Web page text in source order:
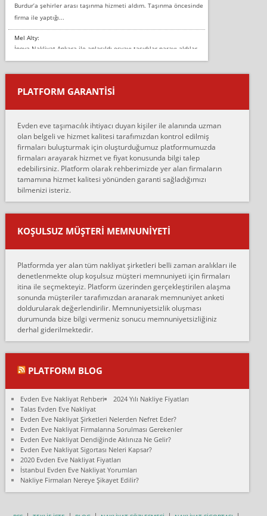
Burdur’a şehirler arası taşınma hizmeti aldım. Taşınma öncesinde
firma ile yaptığı...
Mel Alty:
İnova Nakliyat Ankara ile anlaşıldı eşyayı taşıdılar parayı aldılar.
Salon duvarına bir baktım birisi boydan alüminyum renkli bantı
yapıştırm...
Murat:
çalıştıklarını, müş...
Ahmet:
Lüleburgaz güngünes evden eve naklyat eşyalarımı taşımak için
anlaştık sabah eve geldiklerinde de eşyalarımı düzgün şekilde
sarcaz demelerine r...
mehmet güldü:
Ankara ALİCANLAR NAKLİYAT Tutarsız ve ticari ahlak problemleri
var verdikleri fiyat teklifini arttırdılar. Sonrasında taşıma gününde
oldukça tutarsı...
Ankara Alicanlar naklyat tel 5465524025. 2600 TL'ye ankaradan
Konya ya Alicanlar naklyat la anlaştık bu şahıs evin taşınacağı gün
fiyatın mazoto gele...
Fatih kokmese:
Diyarbakır dan eşyamı getirtmek için anlaştım sözleşme yaptım.
Son anda fiyat artırdılar.. mecburiyetten tasittim.. bu kişiler ağrılı
Ali:
olduk. Asansörlü dediler sonra uraya asansör kurulmaz dediler
fark istediler. ortada asa...
Nimet:
Ben 2021 Ağustos ilk haftası Evimi taşıdım yani İstanbul'un bir
Mahallesi'nden bir başka Mahallesi'ne yani Ümraniye bölgesinde
oturuyorum önceleri ara...
Nimet Köse:
Merhaba ben 2021 Ağustos ilk haftası evimi Ümraniye'den Çok
Hancıoğlu naklyatla taşındım...
PLATFORM GARANTİSİ
Evden eve taşımacılık ihtiyacı duyan kişiler ile alanında uzman
olan belgeli ve hizmet kalitesi tarafımızdan kontrol edilmiş
firmaları buluşturmak için oluşturduğumuz platformumuzda
firmaları arayarak hizmet ve fiyat konusunda bilgi talep
edebilirsiniz. Platform olarak rehberimizde yer alan firmaların
tamamına hizmet kalitesi yönünden garanti sağladığımızı
bilmenizi isteriz.
KOŞULSUZ MÜŞTERI MEMNUNIYETI
Platformda yer alan tüm nakliyat şirketleri belli zaman aralıkları ile
denetlenmekte olup koşulsuz müşteri memnuniyeti için firmaları
itina ile seçmekteyiz. Platform üzerinden gerçekleştirilen alaşma
sonunda müşteriler tarafımızdan aranarak memnuniyet anketi
doldurularak değerlendirilir. Memnuniyetsizlik oluşması
durumunda bize bilgi vermeniz sonucu memnuniyetsizliğiniz
derhal giderilmektedir.
PLATFORM BLOG
Evden Eve Nakliyat Rehberi
2024 Yılı Nakliye Fiyatları
Talas Evden Eve Nakliyat
Evden Eve Nakliyat Şirketleri Nelerden Nefret Eder?
Evden Eve Nakliyat Firmalarına Sorulması Gerekenler
Evden Eve Nakliyat Dendiğinde Aklınıza Ne Gelir?
Evden Eve Nakliyat Sigortası Neleri Kapsar?
2020 Evden Eve Nakliyat Fiyatları
İstanbul Evden Eve Nakliyat Yorumları
Nakliye Firmaları Nereye Şikayet Edilir?